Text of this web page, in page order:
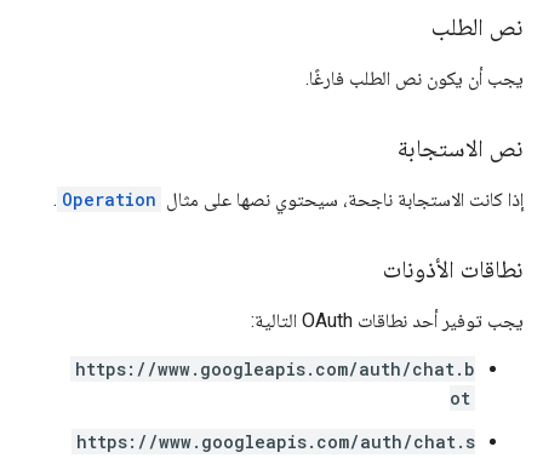
نص الطلب
يجب أن يكون نص الطلب فارغًا.
نص الاستجابة
إذا كانت الاستجابة ناجحة، سيحتوي نصها على مثال Operation
.
نطاقات الأذونات
يجب توفير أحد نطاقات OAuth التالية:
https://www.googleapis.com/auth/chat.b
ot
https://www.googleapis.com/auth/chat.s